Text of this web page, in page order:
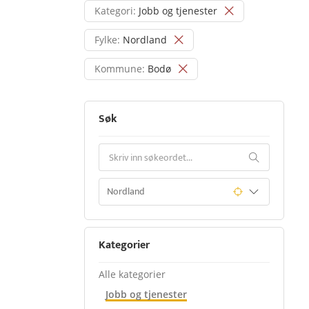
Kategori: Jobb og tjenester
Fylke: Nordland
Kommune: Bodø
Søk
Kategorier
Alle kategorier
Jobb og tjenester